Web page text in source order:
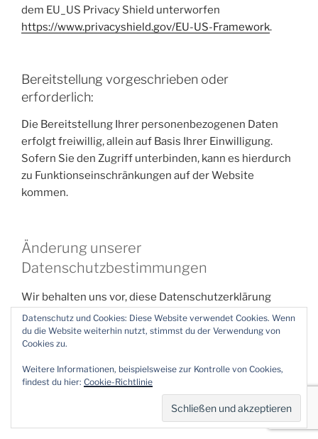
dem EU_US Privacy Shield unterworfen
https://www.privacyshield.gov/EU-US-Framework.
Bereitstellung vorgeschrieben oder
erforderlich:
Die Bereitstellung Ihrer personenbezogenen Daten
erfolgt freiwillig, allein auf Basis Ihrer Einwilligung.
Sofern Sie den Zugriff unterbinden, kann es hierdurch
zu Funktionseinschränkungen auf der Website
kommen.
Änderung unserer
Datenschutzbestimmungen
Wir behalten uns vor, diese Datenschutzerklärung
anzupassen, damit sie stets den aktuellen rechtlichen
Anforderungen entspricht oder um Änderungen
unserer Leistungen in der Datenschutzerklärung
umzusetzen, z.B. bei der Einführung neuer Services.
Für Ihren erneuten Besuch gilt dann die neue
Datenschutz und Cookies: Diese Website verwendet Cookies. Wenn
du die Website weiterhin nutzt, stimmst du der Verwendung von
Cookies zu.
Weitere Informationen, beispielsweise zur Kontrolle von Cookies,
findest du hier: Cookie-Richtlinie